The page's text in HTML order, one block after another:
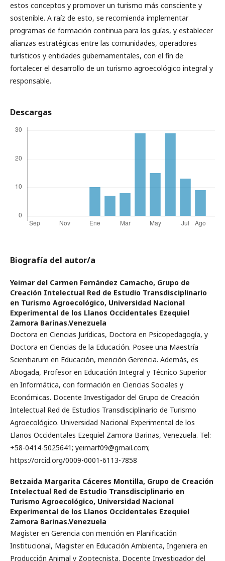
estos conceptos y promover un turismo más consciente y
sostenible. A raíz de esto, se recomienda implementar
programas de formación continua para los guías, y establecer
alianzas estratégicas entre las comunidades, operadores
turísticos y entidades gubernamentales, con el fin de
fortalecer el desarrollo de un turismo agroecológico integral y
responsable.
Descargas
Biografía del autor/a
Yeimar del Carmen Fernández Camacho, Grupo de
Creación Intelectual Red de Estudio Transdisciplinario
en Turismo Agroecológico, Universidad Nacional
Experimental de los Llanos Occidentales Ezequiel
Zamora Barinas.Venezuela
Doctora en Ciencias Jurídicas, Doctora en Psicopedagogía, y
Doctora en Ciencias de la Educación. Posee una Maestría
Scientiarum en Educación, mención Gerencia. Además, es
Abogada, Profesor en Educación Integral y Técnico Superior
en Informática, con formación en Ciencias Sociales y
Económicas. Docente Investigador del Grupo de Creación
Intelectual Red de Estudios Transdisciplinario de Turismo
Agroecológico. Universidad Nacional Experimental de los
Llanos Occidentales Ezequiel Zamora Barinas, Venezuela. Tel:
+58-0414-5025641; yeimarf09@gmail.com;
https://orcid.org/0009-0001-6113-7858
Betzaida Margarita Cáceres Montilla, Grupo de Creación
Intelectual Red de Estudio Transdisciplinario en
Turismo Agroecológico, Universidad Nacional
Experimental de los Llanos Occidentales Ezequiel
Zamora Barinas.Venezuela
Magister en Gerencia con mención en Planificación
Institucional, Magister en Educación Ambienta, Ingeniera en
Producción Animal y Zootecnista. Docente Investigador del